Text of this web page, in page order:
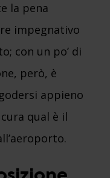
la pena
impegnativo
con un po’ di
però, è
appieno
qual è il